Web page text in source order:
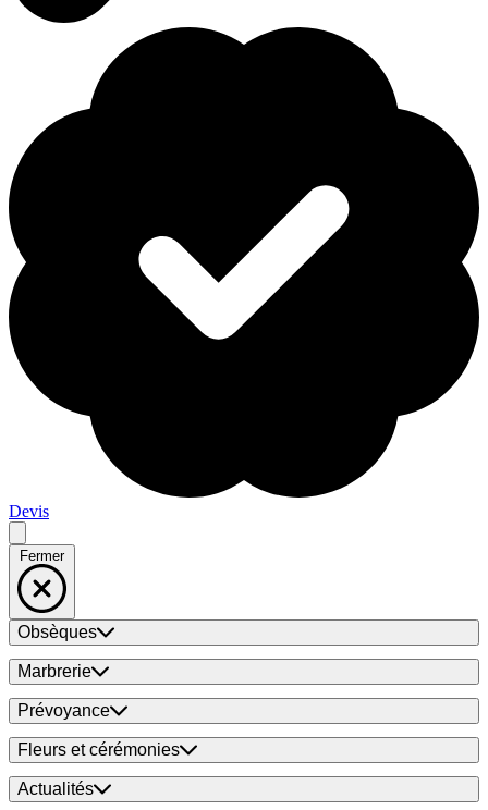
Devis
Fermer
Obsèques
Marbrerie
Prévoyance
Fleurs et cérémonies
Actualités